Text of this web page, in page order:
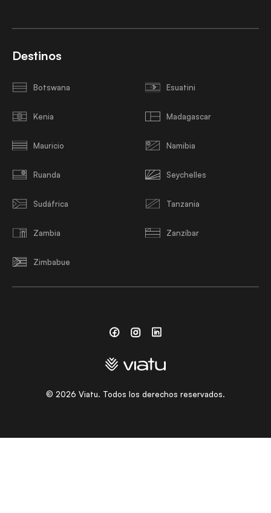
Destinos
Botswana Esuatini
Kenia Madagascar
Mauricio Namibia
Ruanda Seychelles
Sudáfrica Tanzania
Zambia Zanzíbar
Zimbabue
© 2026 Viatu. Todos los derechos reservados.
FacebookInstagramLinkedin